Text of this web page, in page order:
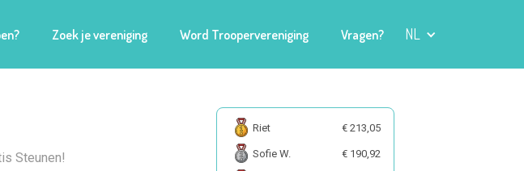
Zoek je vereniging Word Troopervereniging Vragen? NL
Steunen!
Riet € 213,05
Sofie W. € 190,92